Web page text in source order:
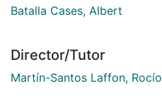
Batalla Cases, Albert
Director/Tutor
Martín-Santos Laffon, Rocío